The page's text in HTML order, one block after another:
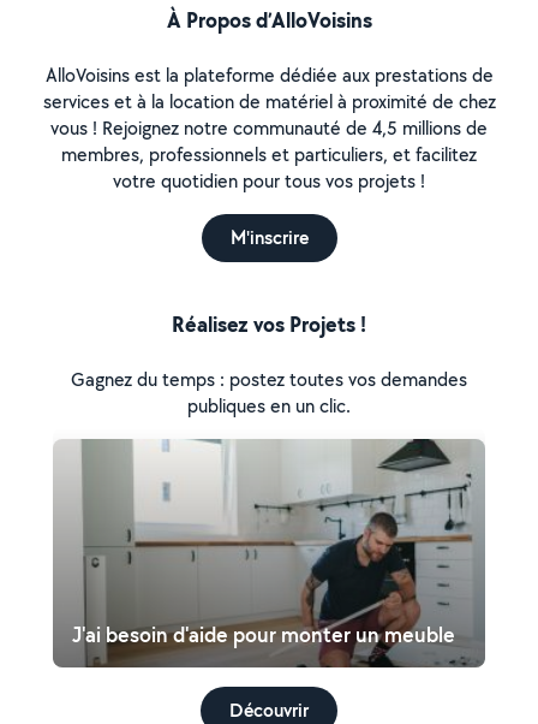
À Propos d’AlloVoisins
AlloVoisins est la plateforme dédiée aux prestations de
services et à la location de matériel à proximité de chez
vous ! Rejoignez notre communauté de 4,5 millions de
membres, professionnels et particuliers, et facilitez
votre quotidien pour tous vos projets !
M'inscrire
Réalisez vos Projets !
Gagnez du temps : postez toutes vos demandes
publiques en un clic.
J'ai besoin d'aide pour monter un meuble
Découvrir